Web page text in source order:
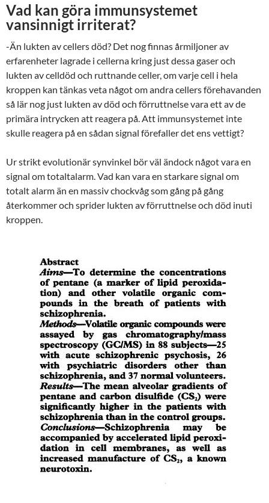
Vad kan göra immunsystemet
vansinnigt irriterat?
-Än lukten av cellers död? Det nog finnas årmiljoner av
erfarenheter lagrade i cellerna kring just dessa gaser och
lukten av celldöd och ruttnande celler, om varje cell i hela
kroppen kan tänkas veta något om andra cellers förehavanden
så lär nog just lukten av död och förruttnelse vara ett av de
primära intrycken att reagera på. Att immunsystemet inte
skulle reagera på en sådan signal förefaller det ens vettigt?
Ur strikt evolutionär synvinkel bör väl ändock något vara en
signal om totaltalarm. Vad kan vara en starkare signal om
totalt alarm än en massiv chockvåg som gång på gång
återkommer och sprider lukten av förruttnelse och död inuti
kroppen.